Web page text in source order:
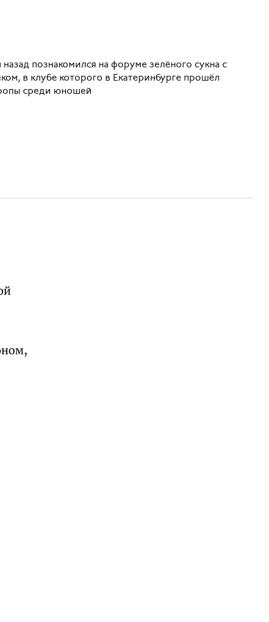
познакомился на форуме зелёного сукна c
в клубе которого в Екатеринбурге прошёл
среди юношей